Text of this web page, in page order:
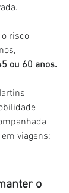
risco
ou 60 anos.
viagens:
o